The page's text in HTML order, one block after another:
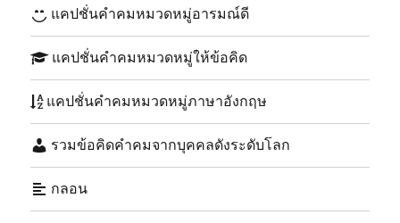
แคปชั่นคำคมหมวดหมู่อารมณ์ดี
แคปชั่นคำคมหมวดหมู่ให้ข้อคิด
แคปชั่นคำคมหมวดหมู่ภาษาอังกฤษ
รวมข้อคิดคำคมจากบุคคลดังระดับโลก
กลอน